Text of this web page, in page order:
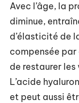
Avec l’âge, la
diminue,
d’élasticité de
compensée
de restaurer les
L’acide
et peut aussi